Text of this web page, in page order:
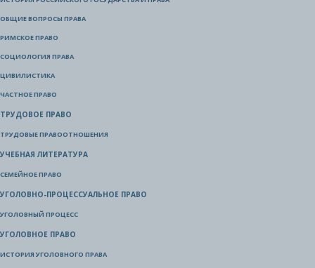
ОБЩИЕ ВОПРОСЫ ПРАВА
РИМСКОЕ ПРАВО
СОЦИОЛОГИЯ ПРАВА
ЦИВИЛИСТИКА
ЧАСТНОЕ ПРАВО
ТРУДОВОЕ ПРАВО
ТРУДОВЫЕ ПРАВООТНОШЕНИЯ
УЧЕБНАЯ ЛИТЕРАТУРА
СЕМЕЙНОЕ ПРАВО
УГОЛОВНО-ПРОЦЕССУАЛЬНОЕ ПРАВО
УГОЛОВНЫЙ ПРОЦЕСС
УГОЛОВНОЕ ПРАВО
ИСТОРИЯ УГОЛОВНОГО ПРАВА